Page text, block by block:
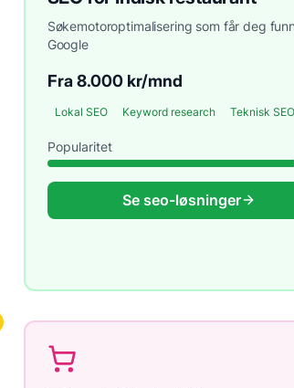
Søkemotoroptimalisering som får deg
Google
Fra 8.000 kr/mnd
Lokal SEO Keyword research Teknisk SEO
Popularitet
Se seo-løsninger